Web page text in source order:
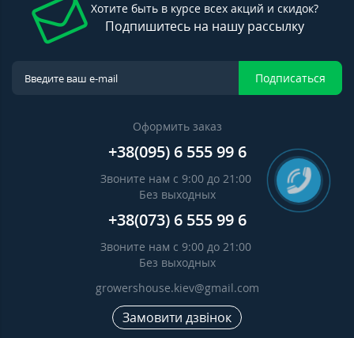
Хотите быть в курсе всех акций и скидок?
Подпишитесь на нашу рассылку
Подписаться
Оформить заказ
+38(095) 6 555 99 6
Звоните нам с 9:00 до 21:00
Без выходных
+38(073) 6 555 99 6
Звоните нам с 9:00 до 21:00
Без выходных
growershouse.kiev@gmail.com
Замовити дзвінок